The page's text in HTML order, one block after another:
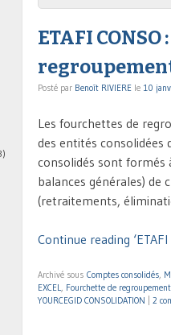
ETAFI
Posté par Benoît RIVIERE le 10
Les fourchettes de
des entités consolidées
consolidés sont formés
balances générales) de
(retraitements,
Continue reading
Archivé sous Comptes consolidés,
EXCEL, Fourchette de regroupement
YOURCEGID CONSOLIDATION
2